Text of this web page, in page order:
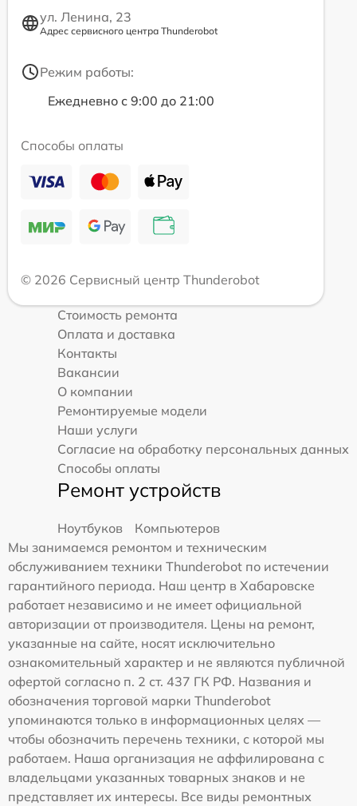
ул. Ленина, 23
Адрес сервисного центра Thunderobot
Режим работы:
Ежедневно с 9:00 до 21:00
Способы оплаты
© 2026 Сервисный центр Thunderobot
Стоимость ремонта
Оплата и доставка
Контакты
Вакансии
О компании
Ремонтируемые модели
Наши услуги
Согласие на обработку персональных данных
Способы оплаты
Ремонт устройств
Ноутбуков
Компьютеров
Мы занимаемся ремонтом и техническим
обслуживанием техники Thunderobot по истечении
гарантийного периода. Наш центр в Хабаровске
работает независимо и не имеет официальной
авторизации от производителя. Цены на ремонт,
указанные на сайте, носят исключительно
ознакомительный характер и не являются публичной
офертой согласно п. 2 ст. 437 ГК РФ. Названия и
обозначения торговой марки Thunderobot
упоминаются только в информационных целях —
чтобы обозначить перечень техники, с которой мы
работаем. Наша организация не аффилирована с
владельцами указанных товарных знаков и не
представляет их интересы. Все виды ремонтных